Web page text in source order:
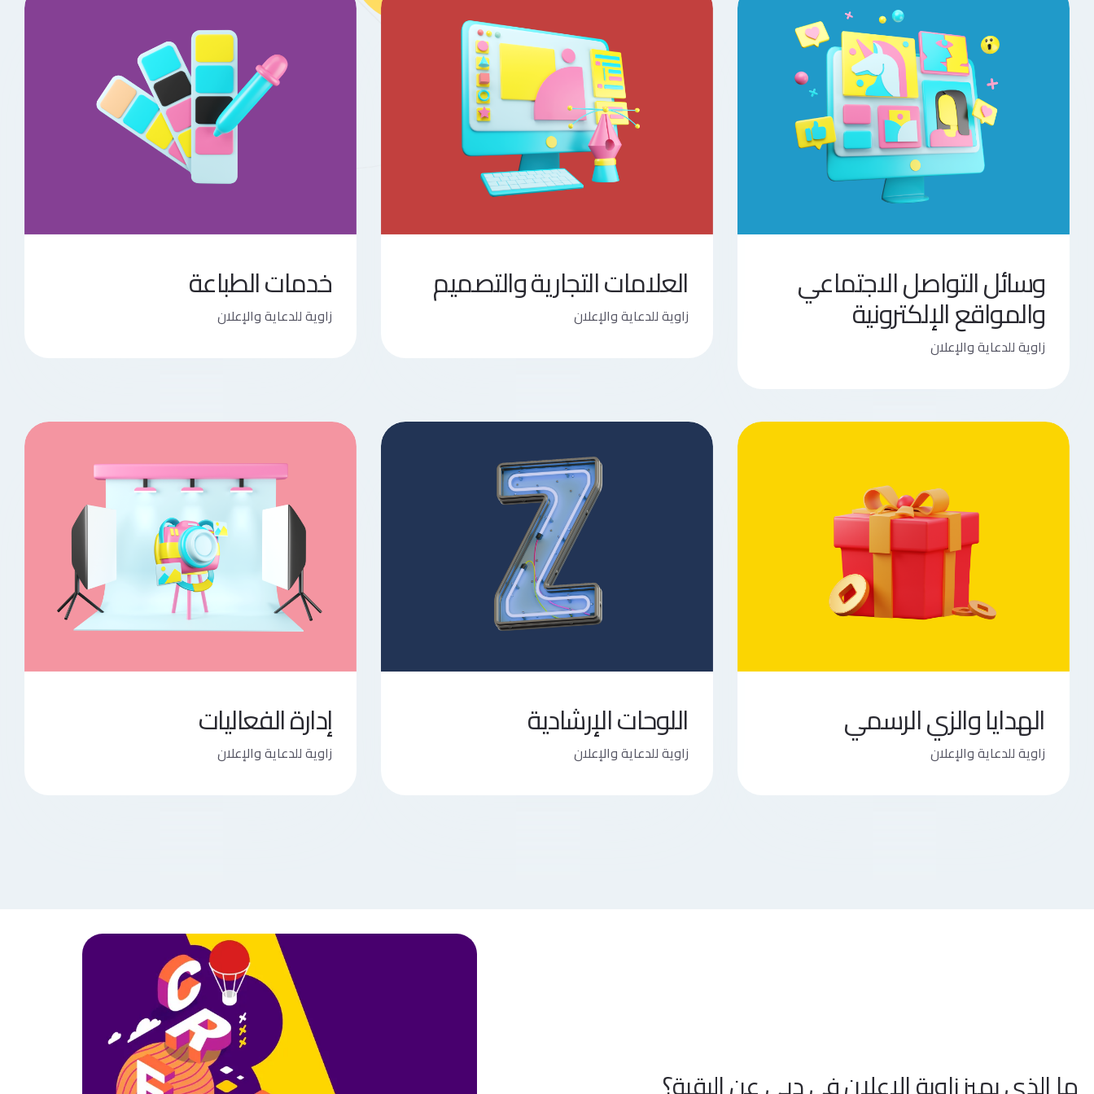
وسائل التواصل الاجتماعي
والمواقع الإلكترونية
زاوية للدعاية والإعلان
العلامات التجارية والتصميم
زاوية للدعاية والإعلان
خدمات الطباعة
زاوية للدعاية والإعلان
الهدايا والزي الرسمي
زاوية للدعاية والإعلان
اللوحات الإرشادية
زاوية للدعاية والإعلان
إدارة الفعاليات
زاوية للدعاية والإعلان